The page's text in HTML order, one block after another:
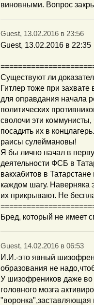
виновными. Вопрос
Guest, 13.02.2016 в 23:56
Guest, 13.02.2016 в 22:35
Существуют ли
Гитлер тоже при захвате
для оправдания начала
политических
сволочи эти коммунисты,
посадить их в
раисы сулеймановы!
Я бы лично начал в
деятельности ФСБ в
вакхабитов в
каждом шагу. Наверняка
их прикрывают. Не
Бред, который не имеет
Guest, 14.02.2016 в 06:53
И.И.-это явный
образования не
У шизофреников даже во
головного мозга